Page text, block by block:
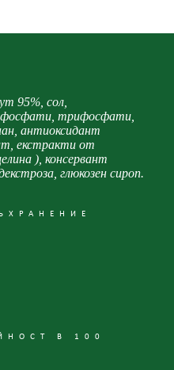
95%, сол,
трифосфати,
антиоксидант
екстракти от
), консервант
глюкозен сироп.
В 100